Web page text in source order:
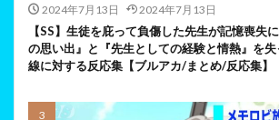
2024年7月13日 2024年7月13日
【SS】生徒を庇って負傷した先生が記憶喪失
の思い出』と『先生としての経験と情熱』を
線に対する反応集【ブルアカ/まとめ/反応集】